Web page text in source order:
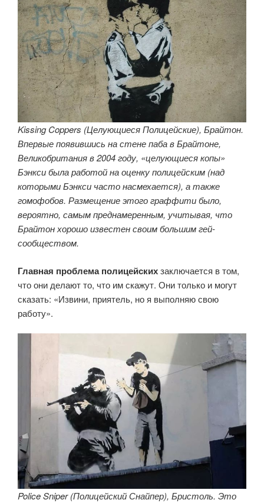
Kissing Coppers (Целующиеся Полицейские), Брайтон.
Впервые появившись на стене паба в Брайтоне,
Великобритания в 2004 году, «целующиеся копы»
Бэнкси была работой на оценку полицейским (над
которыми Бэнкси часто насмехается), а также
гомофобов. Размещение этого граффити было,
вероятно, самым преднамеренным, учитывая, что
Брайтон хорошо известен своим большим гей-
сообществом.
Главная проблема полицейскихзаключается в том,
что они делают то, что им скажут. Они только и могут
сказать: «Извини, приятель, но я выполняю свою
работу».
Police Sniper (Полицейский Снайпер), Бристоль. Это